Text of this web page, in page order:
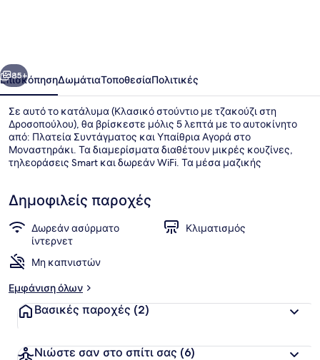
Δροσοπούλου
Εξωτερική μπανιέρα σπα
Επόμενο
85+
ΕπισκόπησηΔωμάτιαΤοποθεσίαΠολιτικές
Σε αυτό το κατάλυμα (Κλασικό στούντιο με τζακούζι στη
Δροσοπούλου), θα βρίσκεστε μόλις 5 λεπτά με το αυτοκίνητο
από: Πλατεία Συντάγματος και Υπαίθρια Αγορά στο
Μοναστηράκι. Τα διαμερίσματα διαθέτουν μικρές κουζίνες,
τηλεοράσεις Smart και δωρεάν WiFi. Τα μέσα μαζικής
πόδια.
Δημοφιλείς παροχές
Δωρεάν ασύρματο
ίντερνετ
Κλιματισμός
Μη καπνιστών
Εμφάνιση όλων
Βασικές παροχές (2)
Νιώστε σαν στο σπίτι σας (6)